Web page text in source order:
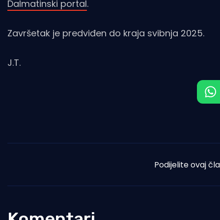
Dalmatinski portal.
Završetak je predviđen do kraja svibnja 2025.
J.T.
Podijelite ovaj